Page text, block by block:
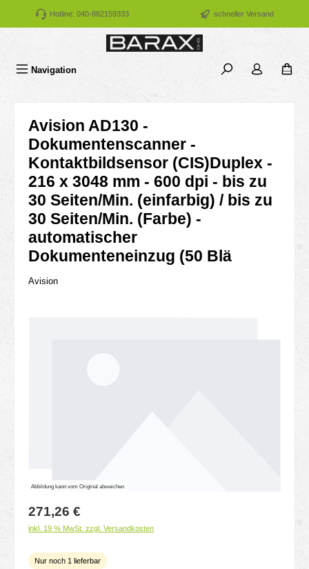
Zum Hauptinhalt springen
Hotline: 040-882159333 schneller Versand
Navigation
Avision AD130 -
Dokumentenscanner -
Kontaktbildsensor (CIS)Duplex -
216 x 3048 mm - 600 dpi - bis zu
30 Seiten/Min. (einfarbig) / bis zu
30 Seiten/Min. (Farbe) -
automatischer
Dokumenteneinzug (50 Blä
Avision
Abbildung kann vom Original abweichen
Regulärer Preis:
271,26 €
inkl. 19 % MwSt. zzgl. Versandkosten
Nur noch 1 lieferbar